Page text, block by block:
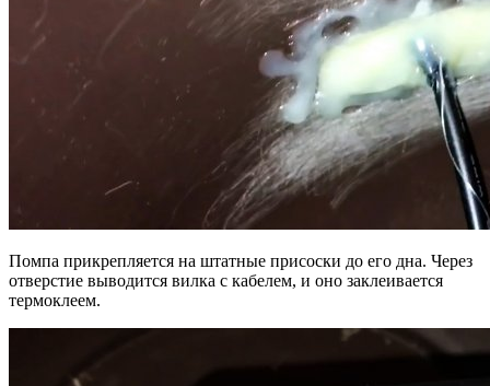
Помпа прикрепляется на штатные присоски до его дна. Через
отверстие выводится вилка с кабелем, и оно заклеивается
термоклеем.